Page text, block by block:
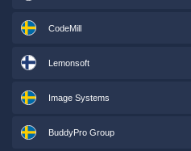
CodeMill
Lemonsoft
Image Systems
BuddyPro Group